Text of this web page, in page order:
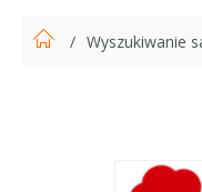
Wyszukiwanie